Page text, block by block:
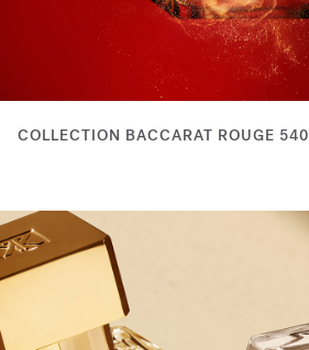
COLLECTION BACCARAT ROUGE 540